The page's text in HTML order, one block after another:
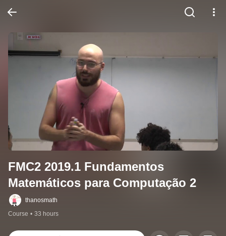
FMC2 2019.1 Fundamentos
Matemáticos para Computação 2
thanosmath
Course • 33 hours